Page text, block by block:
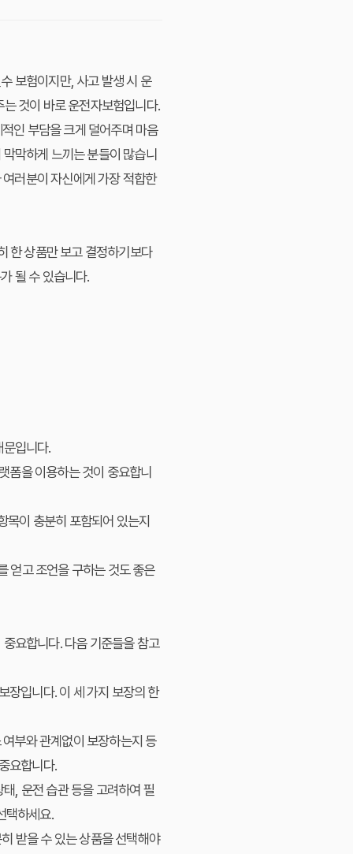
보험이지만, 사고 발생 시 운
것이 바로 운전자보험입니다.
인 부담을 크게 덜어주며 마음
막하게 느끼는 분들이 많습니
러분이 자신에게 가장 적합한
한 상품만 보고 결정하기보다
될 수 있습니다.
입니다.
폼을 이용하는 것이 중요합니
이 충분히 포함되어 있는지
얻고 조언을 구하는 것도 좋은
요합니다. 다음 기준들을 참고
장입니다. 이 세 가지 보장의 한
부와 관계없이 보장하는지 등
요합니다.
, 운전 습관 등을 고려하여 필
택하세요.
받을 수 있는 상품을 선택해야